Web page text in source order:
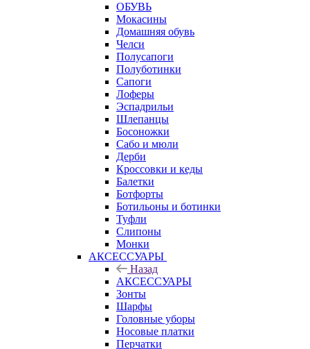
ОБУВЬ
Мокасины
Домашняя обувь
Челси
Полусапоги
Полуботинки
Сапоги
Лоферы
Эспадрильи
Шлепанцы
Босоножки
Сабо и мюли
Дерби
Кроссовки и кеды
Балетки
Ботфорты
Ботильоны и ботинки
Туфли
Слипоны
Монки
АКСЕССУАРЫ
Назад
АКСЕССУАРЫ
Зонты
Шарфы
Головные уборы
Носовые платки
Перчатки